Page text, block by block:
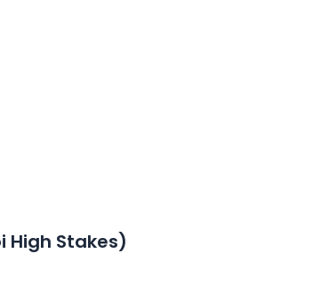
High Stakes)